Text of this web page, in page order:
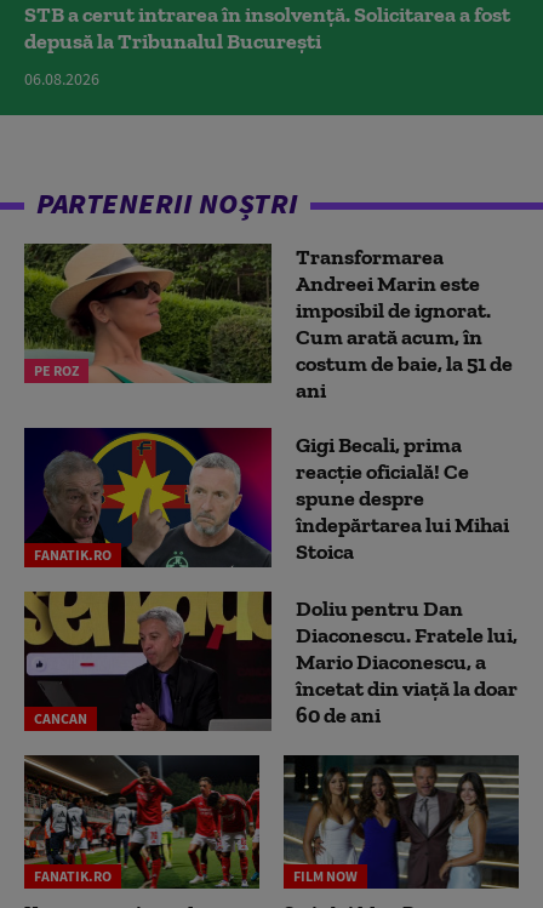
STB a cerut intrarea în insolvență. Solicitarea a fost
depusă la Tribunalul București
06.08.2026
PARTENERII NOȘTRI
PE ROZ
Transformarea
Andreei Marin este
imposibil de ignorat.
Cum arată acum, în
costum de baie, la 51 de
ani
FANATIK.RO
Gigi Becali, prima
reacție oficială! Ce
spune despre
îndepărtarea lui Mihai
Stoica
CANCAN
Doliu pentru Dan
Diaconescu. Fratele lui,
Mario Diaconescu, a
încetat din viață la doar
60 de ani
FANATIK.RO FILM NOW